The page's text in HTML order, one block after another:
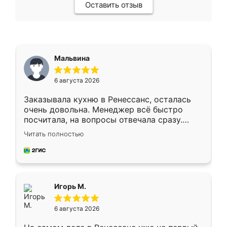
Оставить отзыв
Мальвина
6 августа 2026
Заказывала кухню в Ренессанс, осталась
очень довольна. Менеджер всё быстро
посчитала, на вопросы отвечала сразу.
Замерщик приехал в субботу, подошёл к
делу со всей ответственностью. Собрали
за день, ребята работали аккуратно, даже
Читать полностью
Игорь М.
6 августа 2026